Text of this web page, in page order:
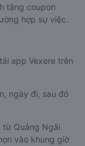
tặng coupon
hợp sự việc.
app Vexere trên
ngày đi, sau đó
từ Quảng Ngãi
vào khung giờ